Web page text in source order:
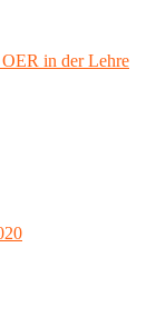
in der Lehre